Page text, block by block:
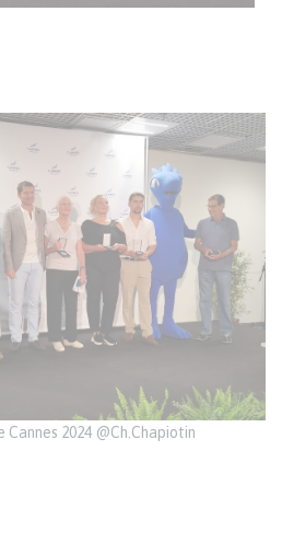
2024 @Ch.Chapiotin